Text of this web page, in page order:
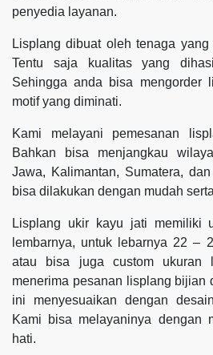
penyedia layanan.
Lisplang dibuat oleh tenaga
Tentu saja kualitas yang
Sehingga anda bisa mengorder
motif yang diminati.
Kami melayani pemesanan
Bahkan bisa menjangkau
Jawa, Kalimantan, Sumatera,
bisa dilakukan dengan mudah
Lisplang ukir kayu jati memiliki
lembarnya, untuk lebarnya 22 –
atau bisa juga custom ukuran
menerima pesanan lisplang bijian
ini menyesuaikan dengan
Kami bisa melayaninya dengan
hati.